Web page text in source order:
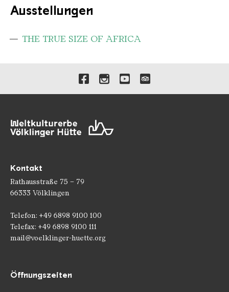
Ausstellungen
THE TRUE SIZE OF AFRICA
Verlinkungen zu unseren
Kontakt
Rathausstraße 75 – 79
66333 Völklingen
Telefon: +49 6898 9100 100
Telefax: +49 6898 9100 111
mail@voelklinger-huette.org
Öffnungszeiten